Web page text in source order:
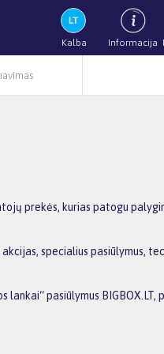
Kalba Informacija
prekės, kurias patogu
specialius pasiūlymus,
pasiūlymus